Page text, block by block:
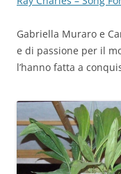
Gabriella Muraro e
e di passione per il
l’hanno fatta a